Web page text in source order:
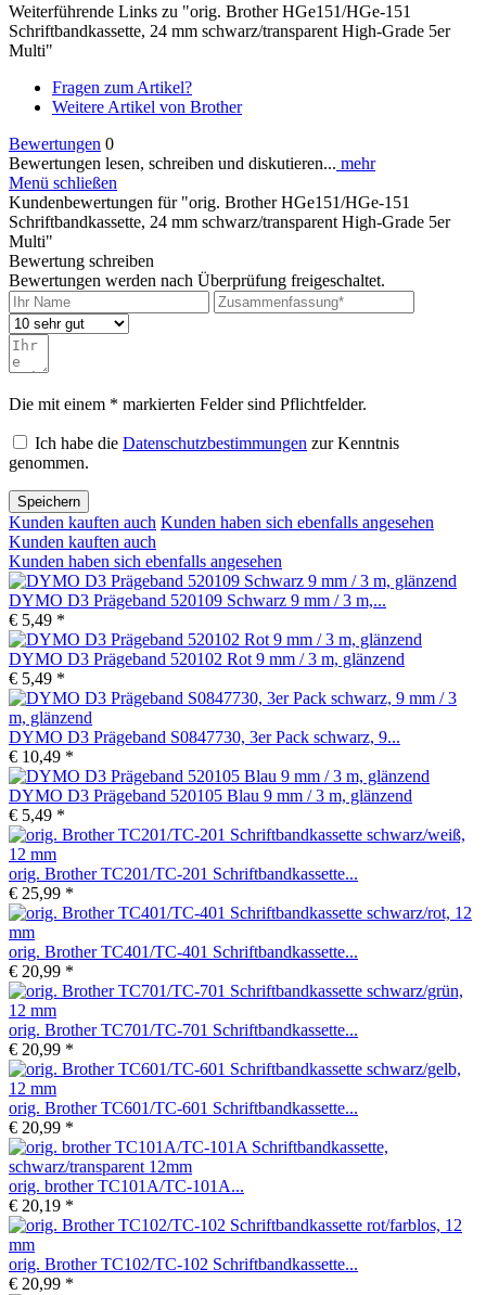
Weiterführende Links zu "orig. Brother HGe151/HGe-151
Schriftbandkassette, 24 mm schwarz/transparent High-Grade 5er
Multi"
Fragen zum Artikel?
Weitere Artikel von Brother
Bewertungen 0
Bewertungen lesen, schreiben und diskutieren... mehr
Menü schließen
Kundenbewertungen für "orig. Brother HGe151/HGe-151
Schriftbandkassette, 24 mm schwarz/transparent High-Grade 5er
Multi"
Bewertung schreiben
Bewertungen werden nach Überprüfung freigeschaltet.
Die mit einem * markierten Felder sind Pflichtfelder.
Ich habe die Datenschutzbestimmungen zur Kenntnis
genommen.
Speichern
Kunden kauften auch Kunden haben sich ebenfalls angesehen
Kunden kauften auch
Kunden haben sich ebenfalls angesehen
DYMO D3 Prägeband 520109 Schwarz 9 mm / 3 m,...
€ 5,49 *
DYMO D3 Prägeband 520102 Rot 9 mm / 3 m, glänzend
€ 5,49 *
DYMO D3 Prägeband S0847730, 3er Pack schwarz, 9...
€ 10,49 *
DYMO D3 Prägeband 520105 Blau 9 mm / 3 m, glänzend
€ 5,49 *
orig. Brother TC201/TC-201 Schriftbandkassette...
€ 25,99 *
orig. Brother TC401/TC-401 Schriftbandkassette...
€ 20,99 *
orig. Brother TC701/TC-701 Schriftbandkassette...
€ 20,99 *
orig. Brother TC601/TC-601 Schriftbandkassette...
€ 20,99 *
orig. brother TC101A/TC-101A...
€ 20,19 *
orig. Brother TC102/TC-102 Schriftbandkassette...
€ 20,99 *